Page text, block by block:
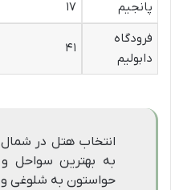
پانجیم ۱۷
فرودگاه
دابولیم
۴۱
انتخاب هتل در
به بهترین سواحل
حواستون به شلوغی و